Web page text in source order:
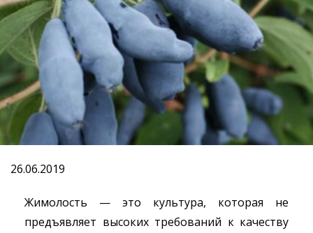
26.06.2019
Жимолость — это культура, которая не
предъявляет высоких требований к качеству